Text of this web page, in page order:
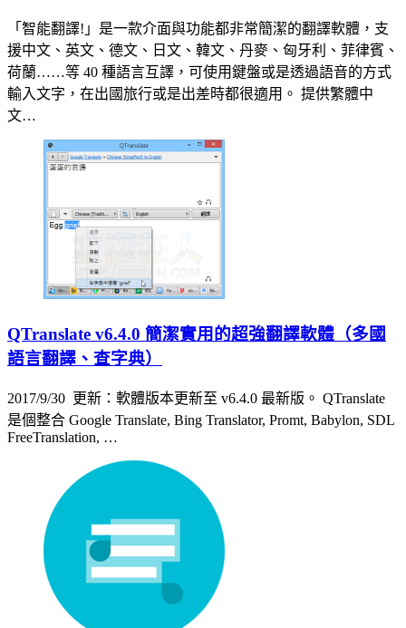
「智能翻譯!」是一款介面與功能都非常簡潔的翻譯軟體，支
援中文、英文、德文、日文、韓文、丹麥、匈牙利、菲律賓、
荷蘭……等 40 種語言互譯，可使用鍵盤或是透過語音的方式
輸入文字，在出國旅行或是出差時都很適用。 提供繁體中
文…
QTranslate v6.4.0 簡潔實用的超強翻譯軟體（多國
語言翻譯、查字典）
2017/9/30 更新：軟體版本更新至 v6.4.0 最新版。 QTranslate
是個整合 Google Translate, Bing Translator, Promt, Babylon, SDL
FreeTranslation, …